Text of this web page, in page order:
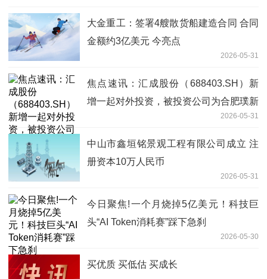
大金重工：签署4艘散货船建造合同 合同
金额约3亿美元 今亮点
2026-05-31
焦点速讯：汇成股份（688403.SH）新
增一起对外投资，被投资公司为合肥璞新
股权投资基金合伙企业（有限合伙）2026-05-31
中山市鑫垣铭景观工程有限公司成立 注
册资本10万人民币
2026-05-31
今日聚焦!一个月烧掉5亿美元！科技巨
头“AI Token消耗赛”踩下急刹
2026-05-30
买优质 买低估 买成长